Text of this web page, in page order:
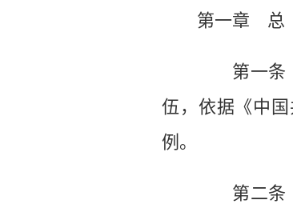
第一章 总
第一条 为
伍，依据《中
例。
第二条 干